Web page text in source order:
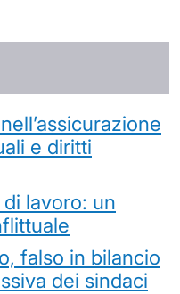
e diritti
lavoro: un
falso in bilancio
dei sindaci